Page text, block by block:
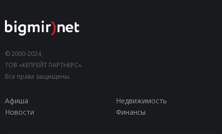
© 2000-2024,
ТОВ «КЕПРЕЙТ ПАРТНЕРС».
Все права защищены.
Афиша
Недвижимость
Новости
Финансы